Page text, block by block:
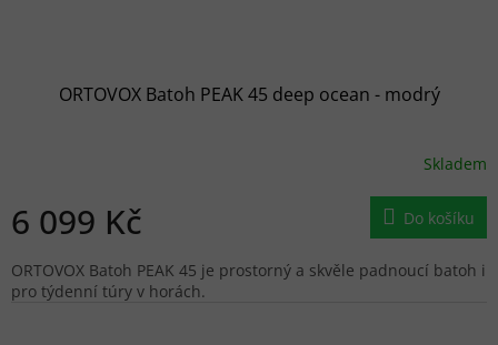
ORTOVOX Batoh PEAK 45 deep ocean - modrý
Skladem
6 099 Kč Do košíku
ORTOVOX Batoh PEAK 45 je prostorný a skvěle padnoucí batoh i
pro týdenní túry v horách.